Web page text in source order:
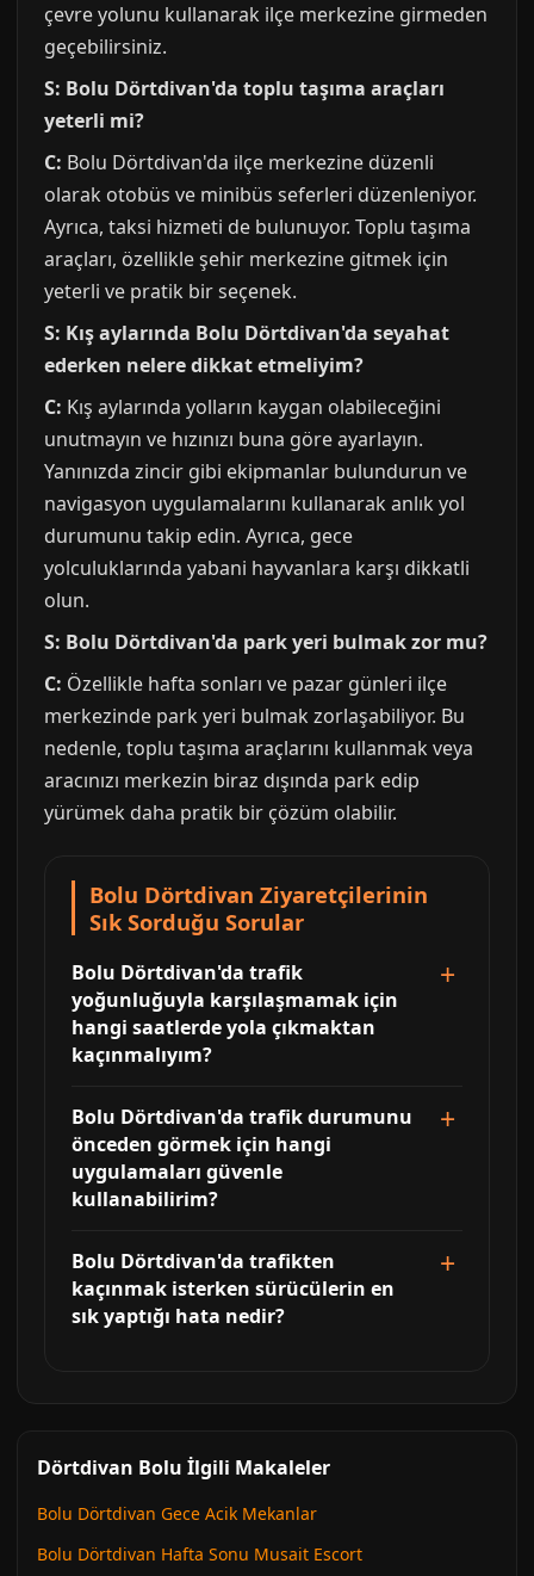
çevre yolunu kullanarak ilçe merkezine girmeden
geçebilirsiniz.
S: Bolu Dörtdivan'da toplu taşıma araçları
yeterli mi?
C: Bolu Dörtdivan'da ilçe merkezine düzenli
olarak otobüs ve minibüs seferleri düzenleniyor.
Ayrıca, taksi hizmeti de bulunuyor. Toplu taşıma
araçları, özellikle şehir merkezine gitmek için
yeterli ve pratik bir seçenek.
S: Kış aylarında Bolu Dörtdivan'da seyahat
ederken nelere dikkat etmeliyim?
C: Kış aylarında yolların kaygan olabileceğini
unutmayın ve hızınızı buna göre ayarlayın.
Yanınızda zincir gibi ekipmanlar bulundurun ve
navigasyon uygulamalarını kullanarak anlık yol
durumunu takip edin. Ayrıca, gece
yolculuklarında yabani hayvanlara karşı dikkatli
olun.
S: Bolu Dörtdivan'da park yeri bulmak zor mu?
C: Özellikle hafta sonları ve pazar günleri ilçe
merkezinde park yeri bulmak zorlaşabiliyor. Bu
nedenle, toplu taşıma araçlarını kullanmak veya
aracınızı merkezin biraz dışında park edip
yürümek daha pratik bir çözüm olabilir.
Bolu Dörtdivan Ziyaretçilerinin
Sık Sorduğu Sorular
Bolu Dörtdivan'da trafik
yoğunluğuyla karşılaşmamak için
hangi saatlerde yola çıkmaktan
kaçınmalıyım?
Bolu Dörtdivan'da trafik durumunu
önceden görmek için hangi
uygulamaları güvenle
kullanabilirim?
Bolu Dörtdivan'da trafikten
kaçınmak isterken sürücülerin en
sık yaptığı hata nedir?
Dörtdivan Bolu İlgili Makaleler
Bolu Dörtdivan Gece Acik Mekanlar
Bolu Dörtdivan Hafta Sonu Musait Escort